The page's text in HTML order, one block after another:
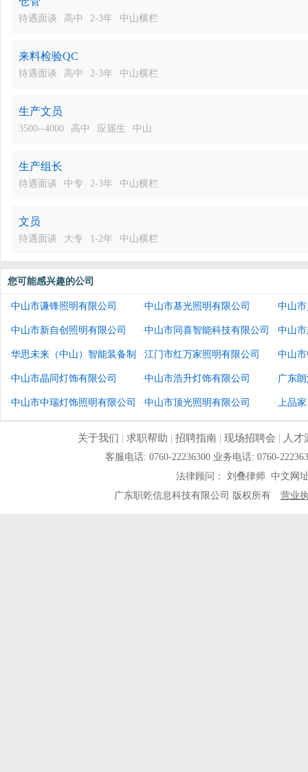
待遇面谈 高中 2-3年 中山横栏
来料检验QC
待遇面谈 高中 2-3年 中山横栏
生产文员
3500--4000 高中 应届生 中山
生产组长
待遇面谈 中专 2-3年 中山横栏
文员
待遇面谈 大专 1-2年 中山横栏
您可能感兴趣的公司
·中山市谦锋照明有限公司 ·中山市基光照明有限公司 ·中山
·中山市新自创照明有限公司 ·中山市同喜智能科技有限公司 ·中山
·华思未来（中山）智能装备制
造有限公司
·江门市红万家照明有限公司 ·中山
·中山市晶同灯饰有限公司 ·中山市浩升灯饰有限公司 ·广东
·中山市中瑞灯饰照明有限公司 ·中山市顶光照明有限公司 ·上品
关于我们 | 求职帮助 | 招聘指南| 现场招聘会 | 人才
客服电话: 0760-22236300 业务电话: 0760-
法律顾问： 刘叠律师 中文网
广东职乾信息科技有限公司 版权所有
营业